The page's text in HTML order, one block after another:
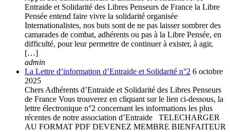
Entraide et Solidarité des Libres Penseurs de France la Libre
Pensée entend faire vivre la solidarité organisée
Internationalistes, nos buts sont de ne pas laisser sombrer des
camarades de combat, adhérents ou pas à la Libre Pensée, en
difficulté, pour leur permettre de continuer à exister, à agir,
[…]
admin
La Lettre d’information d’Entraide et Solidarité n°2 6 octobre
2025
Chers Adhérents d’Entraide et Solidarité des Libres Penseurs
de France Vous trouverez en cliquant sur le lien ci-dessous, la
lettre électronique n°2 concernant les informations les plus
récentes de notre association d’Entraide TELECHARGER
AU FORMAT PDF DEVENEZ MEMBRE BIENFAITEUR